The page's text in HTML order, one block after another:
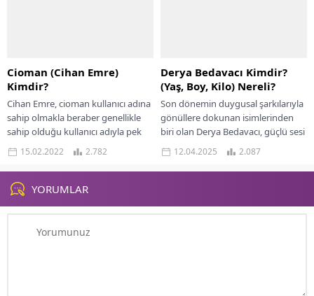
Cioman (Cihan Emre)
Kimdir?
Cihan Emre, cioman kullanıcı adına
sahip olmakla beraber genellikle
sahip olduğu kullanıcı adıyla pek
çok site üzerinden
araştırılmaktadır. Günümüzde
oldukça...
15.02.2022 2.782
Derya Bedavacı Kimdir?
(Yaş, Boy, Kilo) Nereli?
Son dönemin duygusal şarkılarıyla
gönüllere dokunan isimlerinden
biri olan Derya Bedavacı, güçlü sesi
ve samimi duruşuyla geniş bir
hayran kitlesine...
12.04.2025 2.087
YORUMLAR